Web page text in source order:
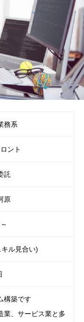
務系
ント
託
原
ル見合い)
構築です
業、サービス業と多